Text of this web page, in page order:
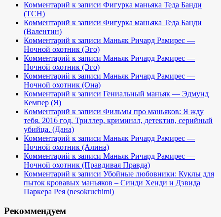
Комментарий к записи Фигурка маньяка Теда Банди
(TCH)
Комментарий к записи Фигурка маньяка Теда Банди
(Валентин)
Комментарий к записи Маньяк Ричард Рамирес —
Ночной охотник (Эго)
Комментарий к записи Маньяк Ричард Рамирес —
Ночной охотник (Эго)
Комментарий к записи Маньяк Ричард Рамирес —
Ночной охотник (Она)
Комментарий к записи Гениальный маньяк — Эдмунд
Кемпер (Я)
Комментарий к записи Фильмы про маньяков: Я жду
тебя. 2016 год. Триллер, криминал, детектив, серийный
убийца. (Дана)
Комментарий к записи Маньяк Ричард Рамирес —
Ночной охотник (Алина)
Комментарий к записи Маньяк Ричард Рамирес —
Ночной охотник (Правдивая Правда)
Комментарий к записи Убойные любовники: Куклы для
пыток кровавых маньяков – Синди Хенди и Дэвида
Паркера Рея (nesokruchimi)
Рекоммендуем